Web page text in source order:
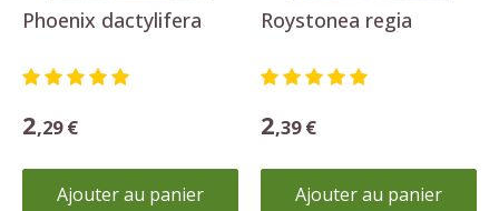
Phoenix dactylifera
2,29 €
Ajouter au panier
Roystonea regia
2,39 €
Ajouter au panier